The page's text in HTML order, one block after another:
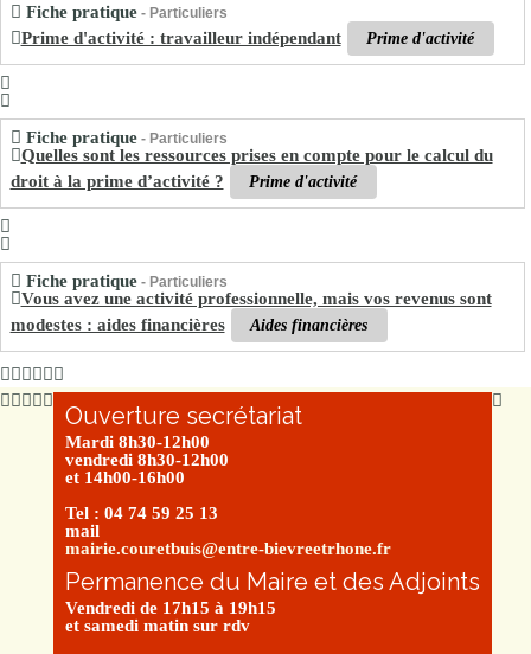
Fiche pratique- Particuliers
Prime d'activité : travailleur indépendant Prime d'activité
Fiche pratique- Particuliers
Quelles sont les ressources prises en compte pour le calcul du
droit à la prime d’activité ?
Prime d'activité
Fiche pratique- Particuliers
Vous avez une activité professionnelle, mais vos revenus sont
modestes : aides financières
Aides financières
Ouverture secrétariat
Mardi 8h30-12h00
vendredi 8h30-12h00
et 14h00-16h00
Tel : 04 74 59 25 13
mail
mairie.couretbuis@entre-bievreetrhone.fr
Permanence du Maire et des Adjoints
Vendredi de 17h15 à 19h15
et samedi matin sur rdv